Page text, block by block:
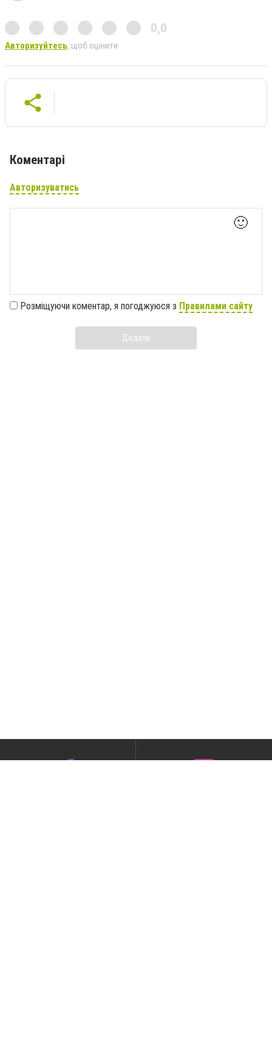
0,0
Авторизуйтесь, щоб оцінити
Коментарі
Авторизуватись
🙂
Розміщуючи коментар, я погоджуюся з Правилами сайту
Додати